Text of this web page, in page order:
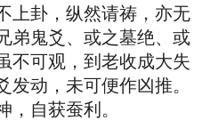
上卦，纵然请祷，亦无
弟鬼爻、或之墓绝、或
不可观，到老收成大失
发动，未可便作凶推。
，自获蚕利。